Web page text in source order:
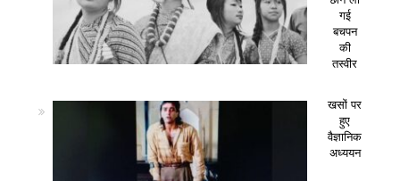
गई
बचपन
की
तस्वीर
खसों पर
हुए
वैज्ञानिक
अध्ययन